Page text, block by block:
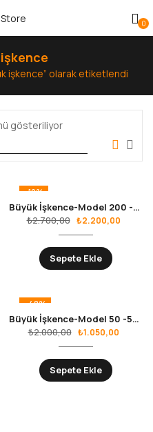
0
işkence” olarak etiketlendi
gösteriliyor
-19%
Büyük İşkence-Model 200 -2000mm
₺2.700,00 ₺2.200,00
Sepete Ekle
-48%
Büyük İşkence-Model 50 -500mm
₺2.000,00 ₺1.050,00
Sepete Ekle